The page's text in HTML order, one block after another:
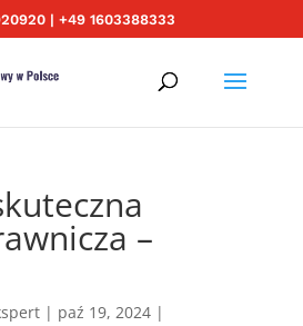
| +49 1603388333
–
| paź 19, 2024|